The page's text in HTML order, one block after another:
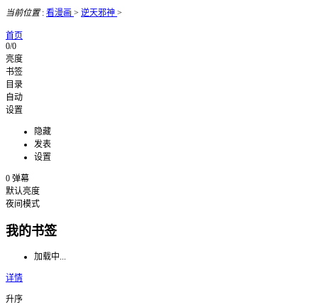
当前位置: 看漫画 > 逆天邪神 >
首页
0/0
亮度
书签
目录
自动
设置
隐藏
发表
设置
0 弹幕
默认亮度
夜间模式
我的书签
加载中...
详情
升序